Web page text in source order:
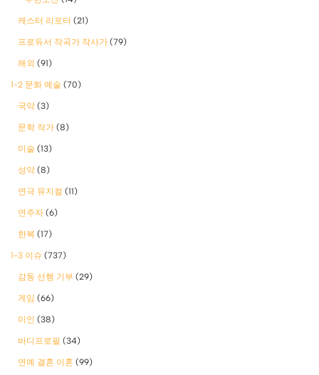
캐스터 리포터 (21)
프로듀서 작곡가 작사가 (79)
해외 (91)
1-2 문화 예술 (70)
국악 (3)
문학 작가 (8)
미술 (13)
성악 (8)
연극 뮤지컬 (11)
연주자 (6)
한복 (17)
1-3 이슈 (737)
감동 선행 기부 (29)
게임 (66)
미인 (38)
바디프로필 (34)
연예 결혼 이혼 (99)